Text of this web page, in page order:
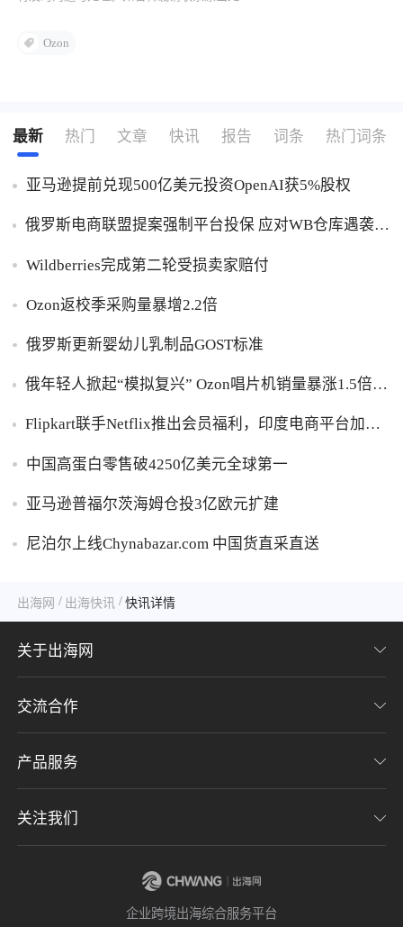
Ozon
最新 热门 文章 快讯 报告 词条 热门词条
亚马逊提前兑现500亿美元投资OpenAI获5%股权
俄罗斯电商联盟提案强制平台投保 应对WB仓库遇袭卖
Wildberries完成第二轮受损卖家赔付
Ozon返校季采购量暴增2.2倍
俄罗斯更新婴幼儿乳制品GOST标准
俄年轻人掀起“模拟复兴” Ozon唱片机销量暴涨1.5倍黑
Flipkart联手Netflix推出会员福利，印度电商平台加码
中国高蛋白零售破4250亿美元全球第一
亚马逊普福尔茨海姆仓投3亿欧元扩建
尼泊尔上线Chynabazar.com 中国货直采直送
出海网 / 出海快讯 / 快讯详情
关于出海网
关于我们
加入我们
隐私协议
交流合作
联系我们
意见反馈
产品服务
CHWE全球跨境电商展
关注我们
企业跨境出海综合服务平台